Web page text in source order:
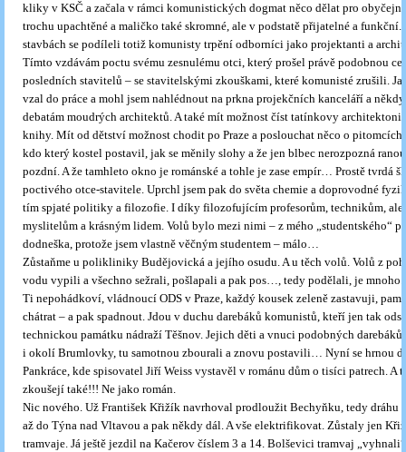
kliky v KSČ a začala v rámci komunistických dogmat něco dělat pro
trochu upachtěné a maličko také skromné, ale v podstatě přijatelné a funkční.
stavbách se podíleli totiž komunisty trpění odborníci jako projektanti a
Tímto vzdávám poctu svému zesnulému otci, který prošel právě podobnou
posledních stavitelů – se stavitelskými zkouškami, které komunisté zrušili.
vzal do práce a mohl jsem nahlédnout na prkna projekčních kanceláří a
debatám moudrých architektů. A také mít možnost číst tatínkovy
knihy. Mít od dětství možnost chodit po Praze a poslouchat něco o
kdo který kostel postavil, jak se měnily slohy a že jen blbec nerozpozná
pozdní. A že tamhleto okno je románské a tohle je zase empír… Prostě tvrdá
poctivého otce-stavitele. Uprchl jsem pak do světa chemie a doprovodné
tím spjaté politiky a filozofie. I díky filozofujícím profesorům, technikům, ale
myslitelům a krásným lidem. Volů bylo mezi nimi – z mého „studentského“
dodneška, protože jsem vlastně věčným studentem – málo…
Zůstaňme u polikliniky Budějovická a jejího osudu. A u těch volů. Volů z
vodu vypili a všechno sežrali, pošlapali a pak pos…, tedy podělali, je
Ti nepohádkoví, vládnoucí ODS v Praze, každý kousek zeleně zastavuji,
chátrat – a pak spadnout. Jdou v duchu darebáků komunistů, kteří jen tak
technickou památku nádraží Těšnov. Jejich děti a vnuci podobných
i okolí Brumlovky, tu samotnou zbourali a znovu postavili… Nyní se hrnou
Pankráce, kde spisovatel Jiří Weiss vystavěl v románu dům o tisíci patrech. A
zkoušejí také!!! Ne jako román.
Nic nového. Už František Křižík navrhoval prodloužit Bechyňku, tedy dráhu
až do Týna nad Vltavou a pak někdy dál. A vše elektrifikovat. Zůstaly jen
tramvaje. Já ještě jezdil na Kačerov číslem 3 a 14. Bolševici tramvaj